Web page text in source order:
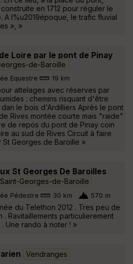
en 1712 pour réguler le
A l%u2019époque, le trafic fluvial
», »
Loire par le pont de Pinay
de-Baroille
Equestre 19 km
attelages avec réserves par
: chemins risquant d'être
le bois d'Ardilliers Après le pont
Rives montée courte mais "raide"
de repos du pont de Pinay coin
au sud de Rives Circuit à faire
Georges de Baroille »
St Georges De Baroilles
Saint-Georges-de-Baroille
Pédestre 30 km 570 m
du Telethon 2012 . Tres peu de
. Ravitaillements particulierement
Une rando à noter ! »
Vendranges